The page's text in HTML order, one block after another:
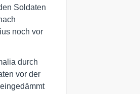
Soldaten
noch vor
durch
vor der